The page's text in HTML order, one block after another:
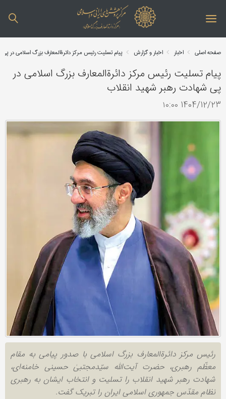
صفحه اصلی اخبار اخبار و گزارش پیام تسلیت رئیس مرکز دائرة‌المعارف بزرگ اسلامی‌ در
پیام تسلیت رئیس مرکز دائرة‌المعارف بزرگ اسلامی‌ در
پی شهادت رهبر شهید انقلاب
1404/12/23 ۱۰:۰۰
رئیس مرکز دائرة‌المعارف بزرگ اسلامی‌ با صدور پیامی به مقام
معظّم رهبری، حضرت آیت‌الله سیّدمجتبیٰ حسینی خامنه‌ای،
شهادت رهبر شهید انقلاب را تسلیت و انتخاب ایشان به رهبری
نظام مقدّس جمهوری اسلامی ایران را تبریک گفت.